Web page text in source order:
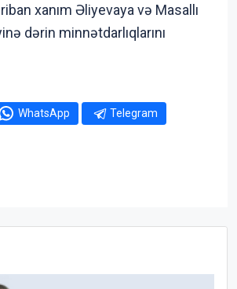
xanım Əliyevaya və Masallı
dərin minnətdarlıqlarını
WhatsApp Telegram